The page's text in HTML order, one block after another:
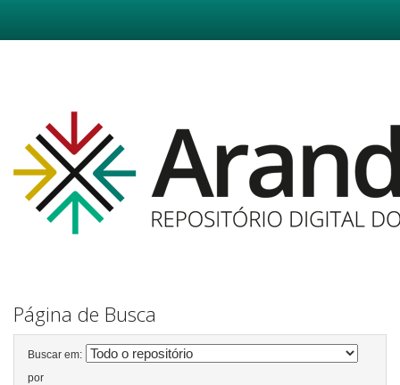
Página de Busca
Buscar em:
por